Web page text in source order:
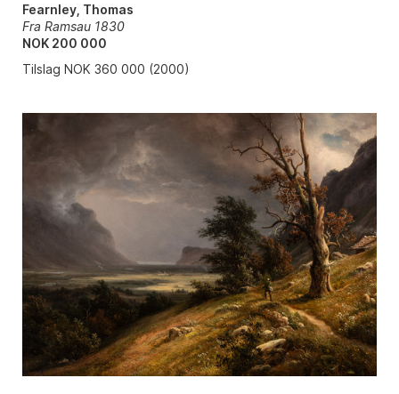
Fearnley, Thomas
Fra Ramsau 1830
NOK 200 000
Tilslag NOK 360 000 (2000)